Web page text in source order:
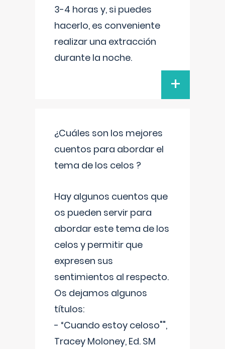
3-4 horas y, si puedes
hacerlo, es conveniente
realizar una extracción
durante la noche.
+
¿Cuáles son los mejores
cuentos para abordar el
tema de los celos ?
Hay algunos cuentos que
os pueden servir para
abordar este tema de los
celos y permitir que
expresen sus
sentimientos al respecto.
Os dejamos algunos
títulos:
- “Cuando estoy celoso"",
Tracey Moloney, Ed. SM